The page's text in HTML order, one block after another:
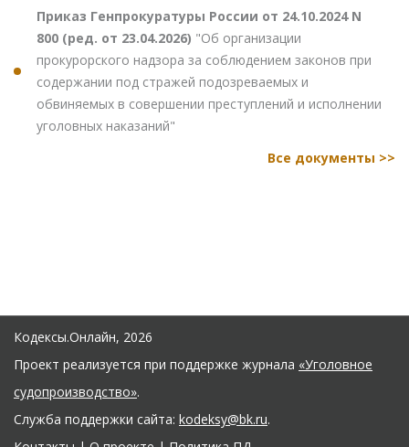
Приказ Генпрокуратуры России от 24.10.2024 N
800 (ред. от 23.04.2026) "Об организации
прокурорского надзора за соблюдением законов при
содержании под стражей подозреваемых и
обвиняемых в совершении преступлений и исполнении
уголовных наказаний"
Все документы >>
Кодексы.Онлайн, 2026
Проект реализуется при поддержке журнала «Уголовное
судопроизводство».
Служба поддержки сайта: kodeksy@bk.ru.